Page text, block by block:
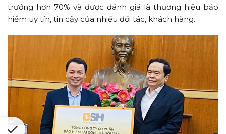
trưởng hơn 70% và được đánh giá là thương hiệu bảo
hiểm uy tín, tin cậy của nhiều đối tác, khách hàng.